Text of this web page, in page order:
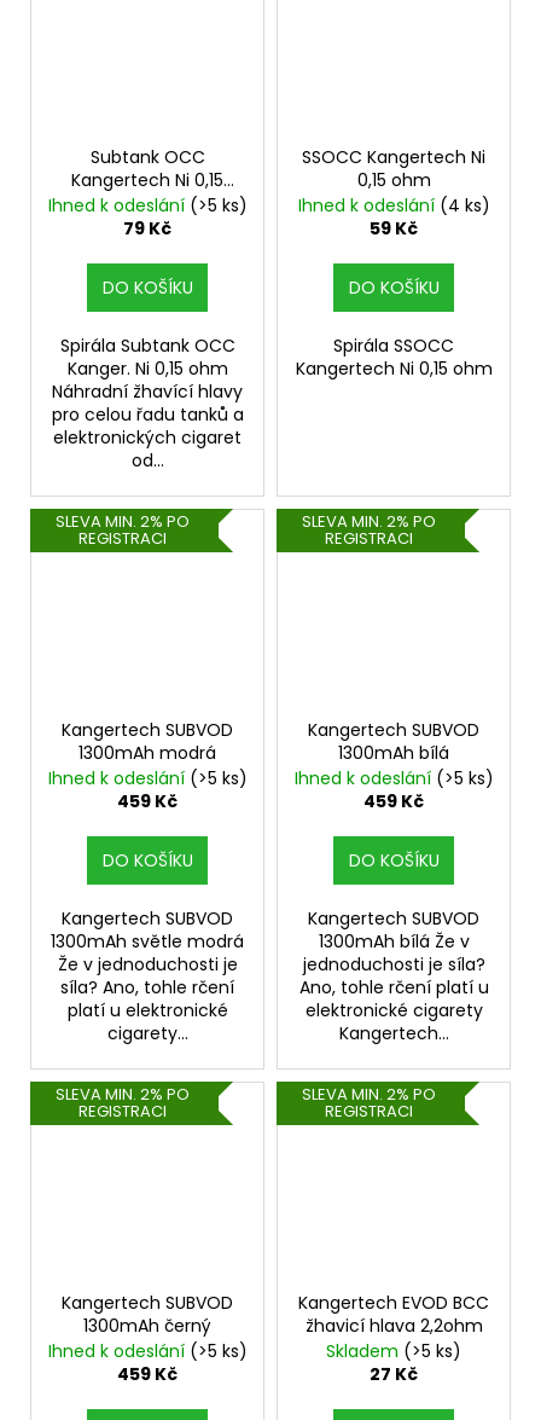
Subtank OCC
Kangertech Ni 0,15
ohm
Ihned k odeslání (>5 ks)
79 Kč
DO KOŠÍKU
Spirála Subtank OCC
Kanger. Ni 0,15 ohm
Náhradní žhavící hlavy
pro celou řadu tanků a
elektronických cigaret
od...
SSOCC Kangertech Ni
0,15 ohm
Ihned k odeslání (4 ks)
59 Kč
DO KOŠÍKU
Spirála SSOCC
Kangertech Ni 0,15 ohm
SLEVA MIN. 2% PO
REGISTRACI
Kangertech SUBVOD
1300mAh modrá
Ihned k odeslání (>5 ks)
459 Kč
DO KOŠÍKU
Kangertech SUBVOD
1300mAh světle modrá
Že v jednoduchosti je
síla? Ano, tohle rčení
platí u elektronické
cigarety...
SLEVA MIN. 2% PO
REGISTRACI
Kangertech SUBVOD
1300mAh bílá
Ihned k odeslání (>5 ks)
459 Kč
DO KOŠÍKU
Kangertech SUBVOD
1300mAh bílá Že v
jednoduchosti je síla?
Ano, tohle rčení platí u
elektronické cigarety
Kangertech...
SLEVA MIN. 2% PO
REGISTRACI
Kangertech SUBVOD
1300mAh černý
Ihned k odeslání (>5 ks)
459 Kč
SLEVA MIN. 2% PO
REGISTRACI
Kangertech EVOD BCC
žhavicí hlava 2,2ohm
Skladem (>5 ks)
27 Kč